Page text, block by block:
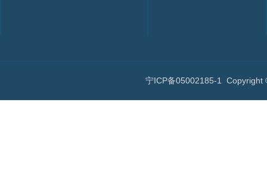
宁ICP备05002185-1 Copyright